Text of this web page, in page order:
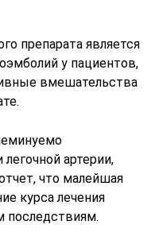
препарата является
у пациентов,
вмешательства
артерии,
что малейшая
курса лечения